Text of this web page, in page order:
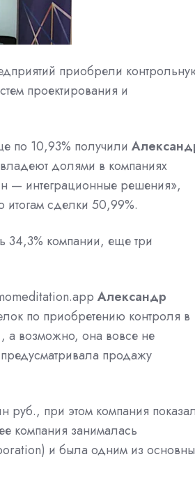
приобрели
проектирования и
по 10,93% получили
долями в компаниях
— интеграционные решения»,
итогам сделки 50,99%.
34,3% компании, еще три
Александр
по приобретению контроля в
а возможно, она вовсе не
продажу
при этом компания
компания занималась
и была одним из